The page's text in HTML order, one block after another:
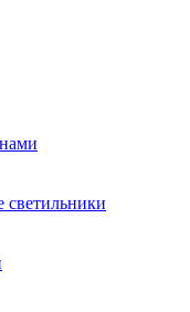
светильники